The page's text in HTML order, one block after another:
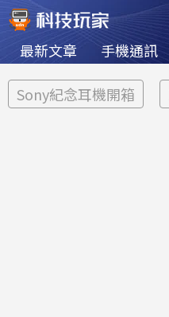
最新文章 手機通訊
Sony紀念耳機開箱